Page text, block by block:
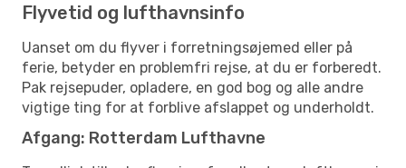
Flyvetid og lufthavnsinfo
Uanset om du flyver i forretningsøjemed eller på
ferie, betyder en problemfri rejse, at du er forberedt.
Pak rejsepuder, opladere, en god bog og alle andre
vigtige ting for at forblive afslappet og underholdt.
Afgang: Rotterdam Lufthavne